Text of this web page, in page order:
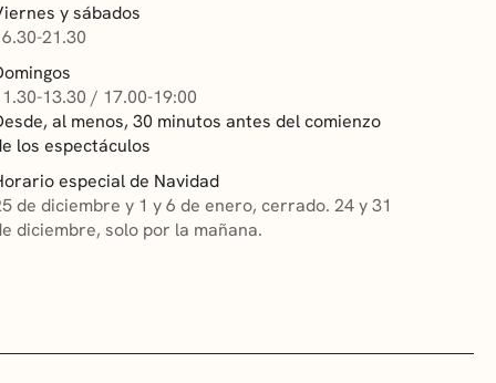
y sábados
21.30
13.30 / 17.00-19:00
al menos, 30 minutos antes del comienzo
los espectáculos
especial de Navidad
de diciembre y 1 y 6 de enero, cerrado. 24 y 31
diciembre, solo por la mañana.